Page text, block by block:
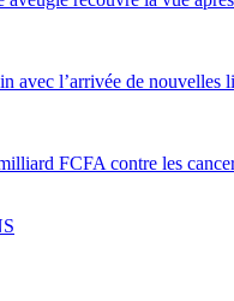
avec l’arrivée de nouvelles
FCFA contre les